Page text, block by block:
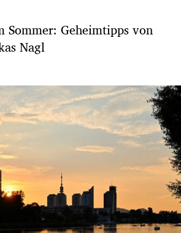
Sommer: Geheimtipps von
Nagl